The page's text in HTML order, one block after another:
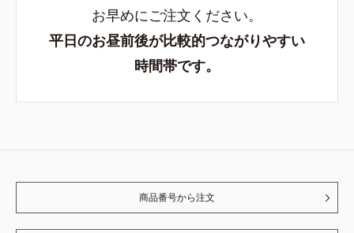
お早めにご注文ください。
平日のお昼前後が比較的つながりやすい
時間帯です。
商品番号から注文